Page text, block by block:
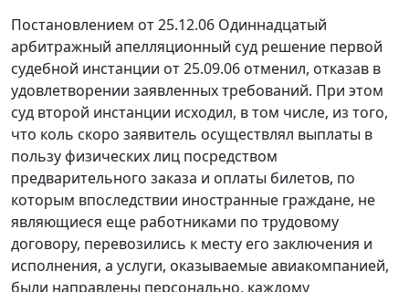
Постановлением от 25.12.06 Одиннадцатый
арбитражный апелляционный суд решение первой
судебной инстанции от 25.09.06 отменил, отказав в
удовлетворении заявленных требований. При этом
суд второй инстанции исходил, в том числе, из того,
что коль скоро заявитель осуществлял выплаты в
пользу физических лиц посредством
предварительного заказа и оплаты билетов, по
которым впоследствии иностранные граждане, не
являющиеся еще работниками по трудовому
договору, перевозились к месту его заключения и
исполнения, а услуги, оказываемые авиакомпанией,
были направлены персонально, каждому